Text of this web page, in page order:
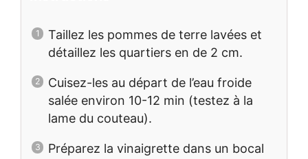
Taillez les pommes de terre lavées et
détaillez les quartiers en de 2 cm.
Cuisez-les au départ de l’eau froide
salée environ 10-12 min (testez à la
lame du couteau).
Préparez la vinaigrette dans un bocal